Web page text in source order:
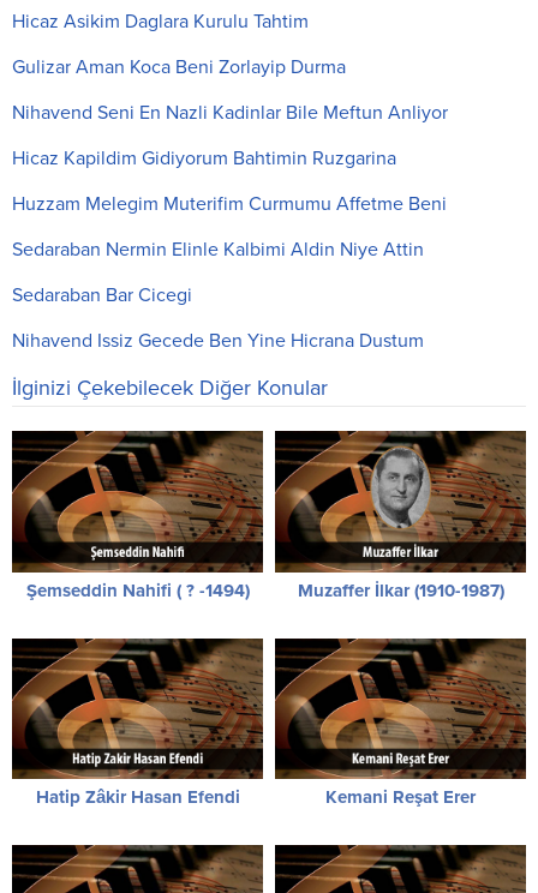
Hicaz Asikim Daglara Kurulu Tahtim
Gulizar Aman Koca Beni Zorlayip Durma
Nihavend Seni En Nazli Kadinlar Bile Meftun Anliyor
Hicaz Kapildim Gidiyorum Bahtimin Ruzgarina
Huzzam Melegim Muterifim Curmumu Affetme Beni
Sedaraban Nermin Elinle Kalbimi Aldin Niye Attin
Sedaraban Bar Cicegi
Nihavend Issiz Gecede Ben Yine Hicrana Dustum
İlginizi Çekebilecek Diğer Konular
Şemseddin Nahifi ( ? -1494) Muzaffer İlkar (1910-1987)
Hatip Zâkir Hasan Efendi Kemani Reşat Erer